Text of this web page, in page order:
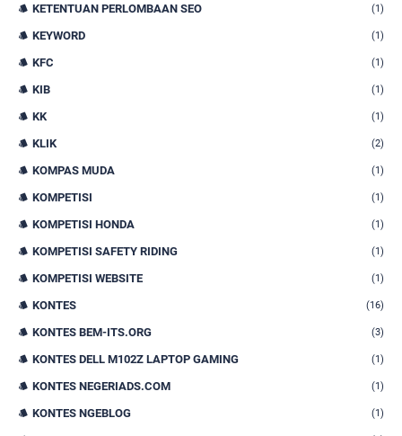
KETENTUAN PERLOMBAAN SEO (1)
KEYWORD (1)
KFC (1)
KIB (1)
KK (1)
KLIK (2)
KOMPAS MUDA (1)
KOMPETISI (1)
KOMPETISI HONDA (1)
KOMPETISI SAFETY RIDING (1)
KOMPETISI WEBSITE (1)
KONTES (16)
KONTES BEM-ITS.ORG (3)
KONTES DELL M102Z LAPTOP GAMING (1)
KONTES NEGERIADS.COM (1)
KONTES NGEBLOG (1)